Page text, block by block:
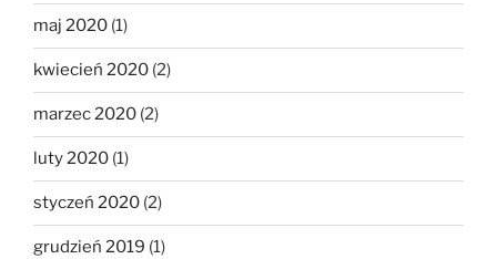
maj 2020 (1)
kwiecień 2020 (2)
marzec 2020 (2)
luty 2020 (1)
styczeń 2020 (2)
grudzień 2019 (1)